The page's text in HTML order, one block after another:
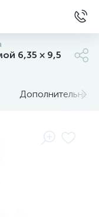
6,35 × 9,5
Дополнительные